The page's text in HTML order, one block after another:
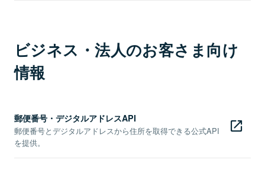
ビジネス・法人のお客さま向け
情報
郵便番号・デジタルアドレスAPI
郵便番号とデジタルアドレスから住所を取得できる公式API
を提供。